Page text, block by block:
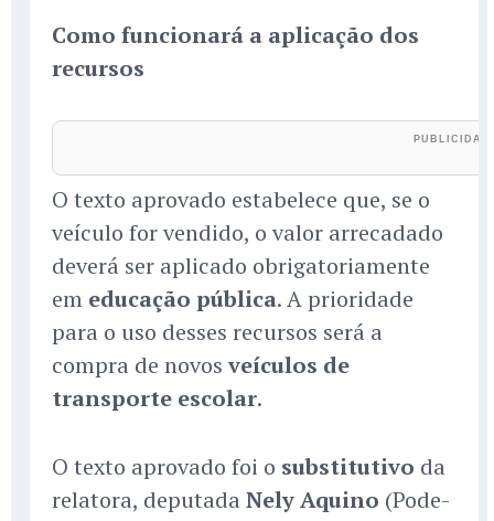
Como funcionará a aplicação dos
recursos
O texto aprovado estabelece que, se o
veículo for vendido, o valor arrecadado
deverá ser aplicado obrigatoriamente
em educação pública. A prioridade
para o uso desses recursos será a
compra de novosveículos de
transporte escolar.
O texto aprovado foi o substitutivo da
relatora, deputada Nely Aquino (Pode-